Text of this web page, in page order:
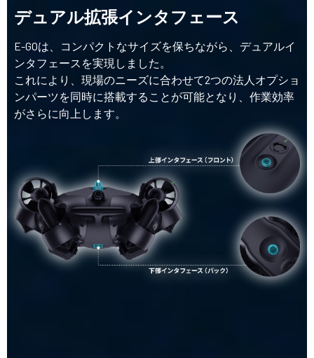
デュアル拡張インタフェース
E-GOは、コンパクトなサイズを保ちながら、デュアルイ
ンタフェースを実現しました。
これにより、現場のニーズに合わせて2つの法人オプショ
ンパーツを同時に搭載することが可能となり、作業効率
がさらに向上します。